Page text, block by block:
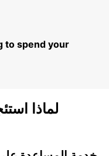
to spend your
لماذا